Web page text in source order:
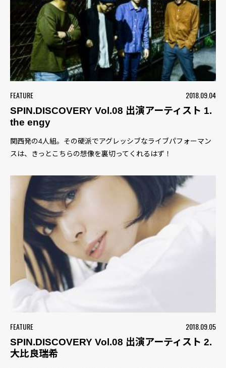
FEATURE
2018.09.04
SPIN.DISCOVERY Vol.08 出演アーティスト 1.
the engy
関西発の4人組。その硬派でアグレッシブなライブパフォーマン
スは、きっとこちらの想像を裏切ってくれるはず！
FEATURE
2018.09.05
SPIN.DISCOVERY Vol.08 出演アーティスト 2.
大比良瑞希